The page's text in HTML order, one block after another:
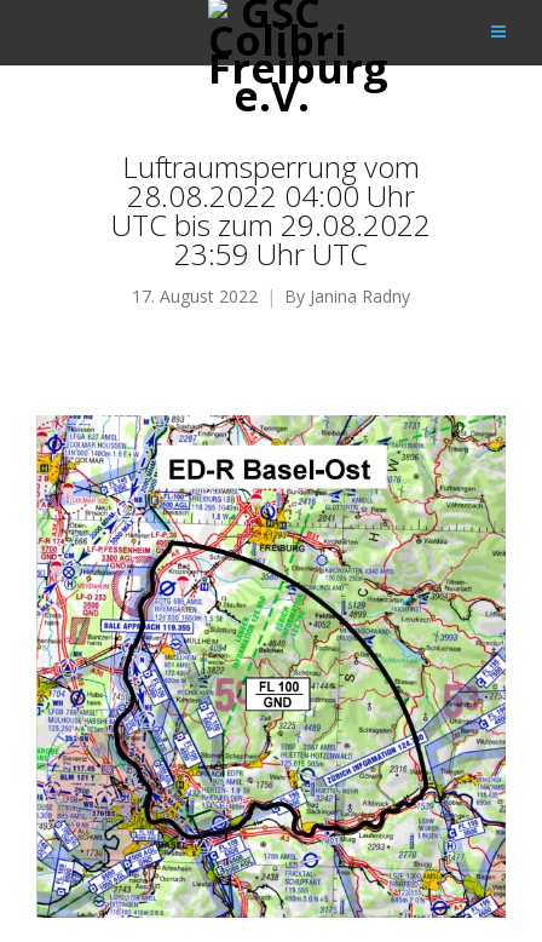
Luftraumsperrung vom
28.08.2022 04:00 Uhr
UTC bis zum 29.08.2022
23:59 Uhr UTC
17. August 2022 By Janina Radny